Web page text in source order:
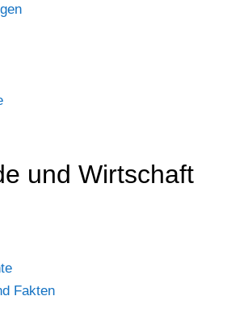
und Wirtschaft
Fakten